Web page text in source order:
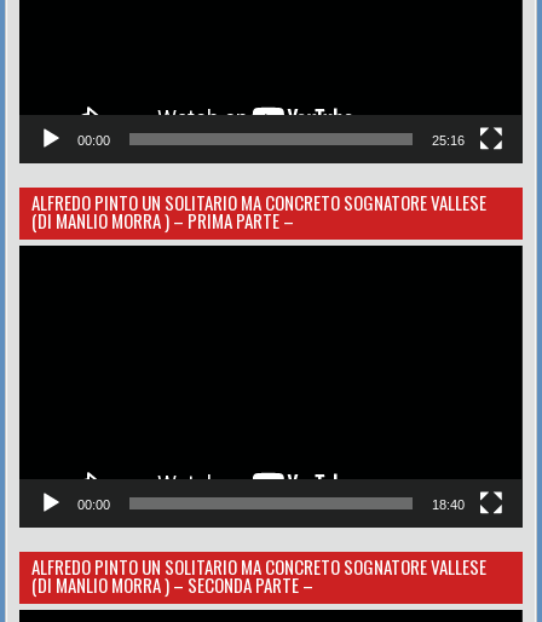
00:00 25:16
ALFREDO PINTO UN SOLITARIO MA CONCRETO SOGNATORE VALLESE
(DI MANLIO MORRA ) – PRIMA PARTE –
00:00 18:40
ALFREDO PINTO UN SOLITARIO MA CONCRETO SOGNATORE VALLESE
(DI MANLIO MORRA ) – SECONDA PARTE –